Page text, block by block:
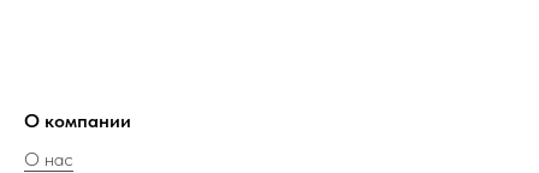
О компании
О нас